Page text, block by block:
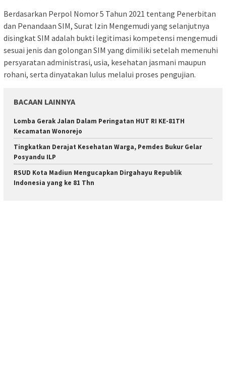
Berdasarkan Perpol Nomor 5 Tahun 2021 tentang Penerbitan
dan Penandaan SIM, Surat Izin Mengemudi yang selanjutnya
disingkat SIM adalah bukti legitimasi kompetensi mengemudi
sesuai jenis dan golongan SIM yang dimiliki setelah memenuhi
persyaratan administrasi, usia, kesehatan jasmani maupun
rohani, serta dinyatakan lulus melalui proses pengujian.
BACAAN LAINNYA
Lomba Gerak Jalan Dalam Peringatan HUT RI KE-81TH
Kecamatan Wonorejo
Tingkatkan Derajat Kesehatan Warga, Pemdes Bukur Gelar
Posyandu ILP
RSUD Kota Madiun Mengucapkan Dirgahayu Republik
Indonesia yang ke 81 Thn